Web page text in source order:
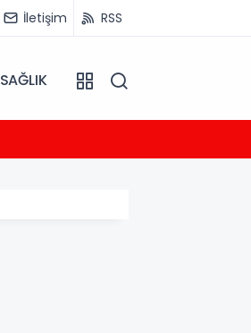
İletişim RSS
SAĞLIK